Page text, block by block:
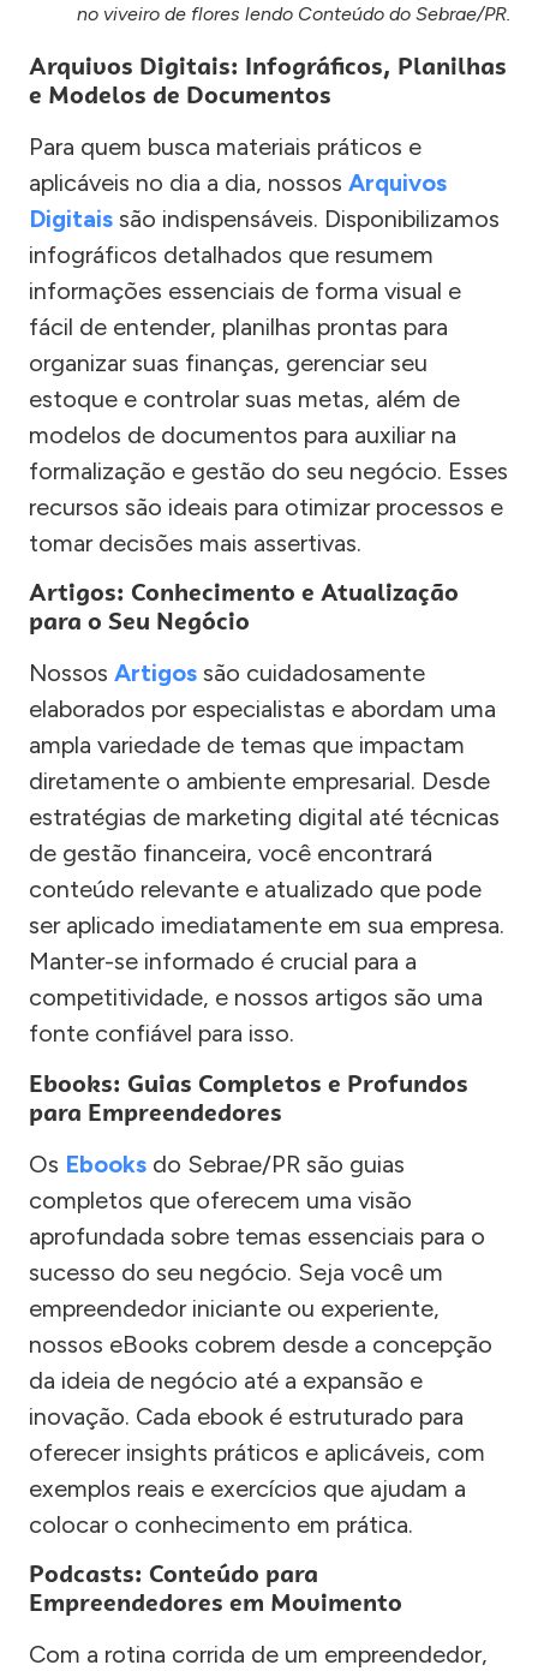
no viveiro de flores lendo Conteúdo do Sebrae/PR.
Arquivos Digitais: Infográficos, Planilhas
e Modelos de Documentos
Para quem busca materiais práticos e
aplicáveis no dia a dia, nossos Arquivos
Digitais são indispensáveis. Disponibilizamos
infográficos detalhados que resumem
informações essenciais de forma visual e
fácil de entender, planilhas prontas para
organizar suas finanças, gerenciar seu
estoque e controlar suas metas, além de
modelos de documentos para auxiliar na
formalização e gestão do seu negócio. Esses
recursos são ideais para otimizar processos e
tomar decisões mais assertivas.
Artigos: Conhecimento e Atualização
para o Seu Negócio
Nossos Artigos são cuidadosamente
elaborados por especialistas e abordam uma
ampla variedade de temas que impactam
diretamente o ambiente empresarial. Desde
estratégias de marketing digital até técnicas
de gestão financeira, você encontrará
conteúdo relevante e atualizado que pode
ser aplicado imediatamente em sua empresa.
Manter-se informado é crucial para a
competitividade, e nossos artigos são uma
fonte confiável para isso.
Ebooks: Guias Completos e Profundos
para Empreendedores
Os Ebooks do Sebrae/PR são guias
completos que oferecem uma visão
aprofundada sobre temas essenciais para o
sucesso do seu negócio. Seja você um
empreendedor iniciante ou experiente,
nossos eBooks cobrem desde a concepção
da ideia de negócio até a expansão e
inovação. Cada ebook é estruturado para
oferecer insights práticos e aplicáveis, com
exemplos reais e exercícios que ajudam a
colocar o conhecimento em prática.
Podcasts: Conteúdo para
Empreendedores em Movimento
Com a rotina corrida de um empreendedor,